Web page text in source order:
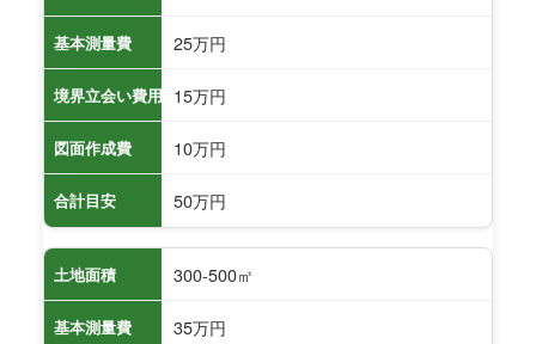
基本測量費 25万円
境界立会い費用 15万円
図面作成費 10万円
合計目安 50万円
土地面積 300-500㎡
基本測量費 35万円